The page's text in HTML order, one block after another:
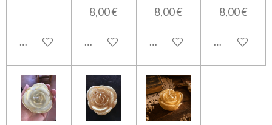
Aggiungi al carrello
8,00 €
Aggiungi al carrello
8,00 €
Aggiungi al carrello
8,00 €
Aggiungi al